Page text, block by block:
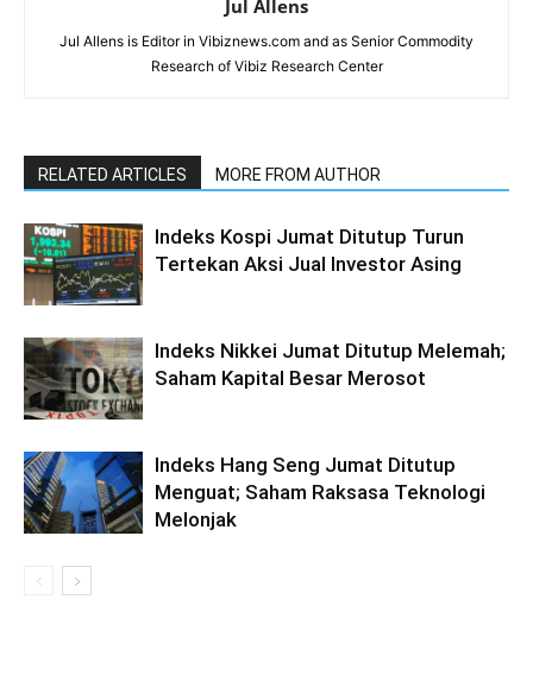
Jul Allens
Jul Allens is Editor in Vibiznews.com and as Senior Commodity
Research of Vibiz Research Center
RELATED ARTICLES MORE FROM AUTHOR
Indeks Kospi Jumat Ditutup Turun
Tertekan Aksi Jual Investor Asing
Indeks Nikkei Jumat Ditutup Melemah;
Saham Kapital Besar Merosot
Indeks Hang Seng Jumat Ditutup
Menguat; Saham Raksasa Teknologi
Melonjak